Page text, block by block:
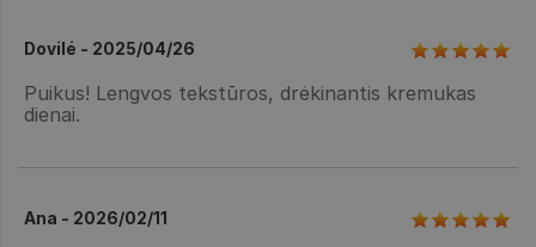
Dovilė - 2025/04/26
Puikus! Lengvos tekstūros, drėkinantis kremukas
dienai.
Ana - 2026/02/11